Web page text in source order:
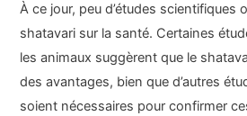
À ce jour, peu d’études scientifiques
shatavari sur la santé. Certaines
les animaux suggèrent que le
des avantages, bien que d’autres
soient nécessaires pour confirmer